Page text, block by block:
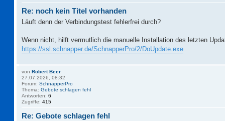
Re: noch kein Titel vorhanden
Läuft denn der Verbindungstest fehlerfrei durch?
Wenn nicht, hilft vermutlich die manuelle Installation des letzten
https://ssl.schnapper.de/SchnapperPro/2/DoUpdate.exe
von Robert Beer
27.07.2026, 08:32
Forum: SchnapperPro
Thema: Gebote schlagen fehl
Antworten: 6
Zugriffe: 415
Re: Gebote schlagen fehl